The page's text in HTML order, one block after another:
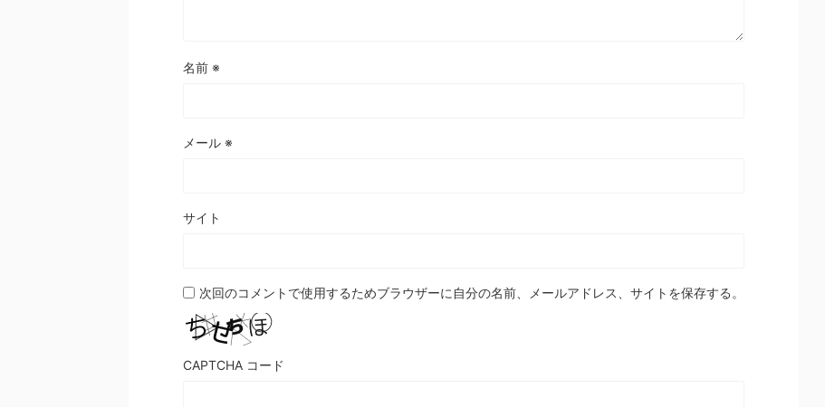
名前 ※
メール ※
サイト
次回のコメントで使用するためブラウザーに自分の名前、メールアドレス、サイトを保存する。
CAPTCHA コード